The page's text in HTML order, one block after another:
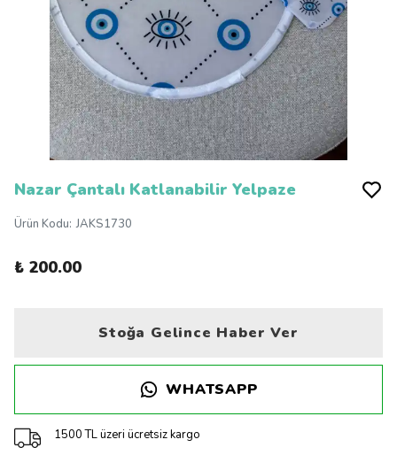
Nazar Çantalı Katlanabilir Yelpaze
Ürün Kodu: JAKS1730
₺ 200.00
Stoğa Gelince Haber Ver
WHATSAPP
1500 TL üzeri ücretsiz kargo